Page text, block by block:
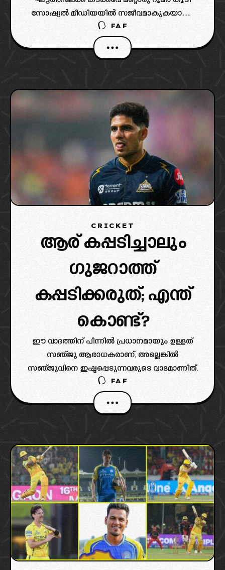
സോഷ്യൽ മീഡിയയിൽ സജീവമാകുകയാണ്.
ചെന്നൈ സൂപ്പർ കിങ്‌സുമായി ബന്ധപ്പെട്ടാണ്
ആ റൂമർ. ഗുജറാത്ത് ടൈറ്റൻസിന്റെ ഇന്ത്യൻ
ഓൾറൗണ്ടർ സായി കിഷോർ (Sai Kishore)
FAF
CRICKET
ആര് കപ്പടിച്ചാലും
ഗുജറാത്ത്
കപ്പടിക്കരുത്; എന്ത്
കൊണ്ട്?
ഈ വാദത്തിന് പിന്നിൽ പ്രധാനമായും ഉള്ളത്
സഞ്ജു ആരാധകരാണ്, അല്ലെങ്കിൽ
സഞ്ജുവിനെ ഇഷ്ടപ്പെടുന്നവരുടെ വാദമാണിത്.
FAF